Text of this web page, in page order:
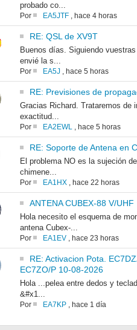
probado co...
Por EA5JTF, hace 4 horas
RE: QSL de XV9T
Buenos días. Siguiendo
envié la s...
Por EA5J, hace 5 horas
RE: Previsiones de
Gracias Richard. Trataremos de
exactitud...
Por EA2EWL, hace 5 horas
RE: Soporte de Antena en
El problema NO es la sujeción
chimene...
Por EA1HX, hace 22 horas
ANTENA CUBEX-88 V/UHF
Hola necesito el esquema de
antena Cubex-...
Por EA1EV, hace 23 horas
RE: Activacion Pota.
EC7ZO/P 10-08-2026
Hola ...pelea entre dedos y
&#x1...
Por EA7KP, hace 1 día